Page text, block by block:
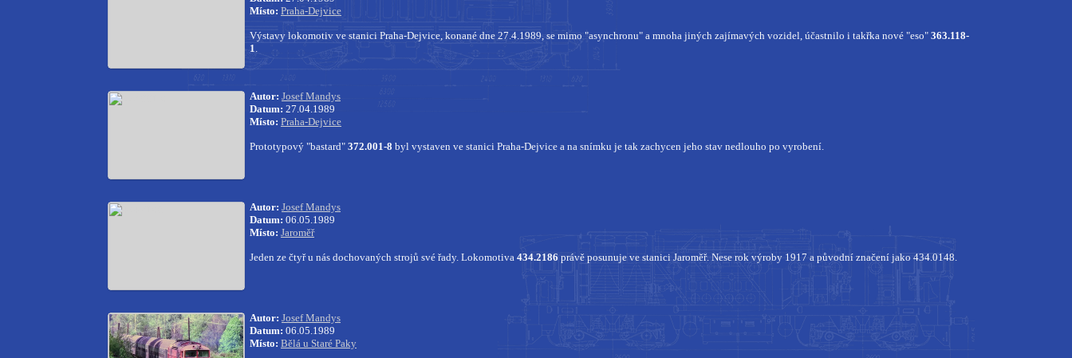
Místo: Praha-Dejvice
Výstavy lokomotiv ve stanici Praha-Dejvice, konané dne 27.4.1989, se mimo "asynchronu" a mnoha jiných zajímavých vozidel, účastnilo i takřka nové "eso" 363.118-
1.
Autor: Josef Mandys
Datum: 27.04.1989
Místo: Praha-Dejvice
Prototypový "bastard" 372.001-8 byl vystaven ve stanici Praha-Dejvice a na snímku je tak zachycen jeho stav nedlouho po vyrobení.
Autor: Josef Mandys
Datum: 06.05.1989
Místo: Jaroměř
Jeden ze čtyř u nás dochovaných strojů své řady. Lokomotiva 434.2186 právě posunuje ve stanici Jaroměř. Nese rok výroby 1917 a původní značení jako 434.0148.
Autor: Josef Mandys
Datum: 06.05.1989
Místo: Bělá u Staré Paky